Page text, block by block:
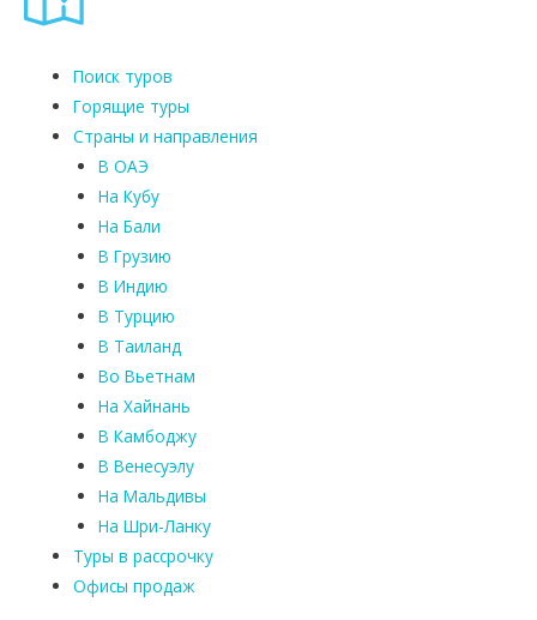
Поиск туров
Горящие туры
Страны и направления
В ОАЭ
На Кубу
На Бали
В Грузию
В Индию
В Турцию
В Таиланд
Во Вьетнам
На Хайнань
В Камбоджу
В Венесуэлу
На Мальдивы
На Шри-Ланку
Туры в рассрочку
Офисы продаж